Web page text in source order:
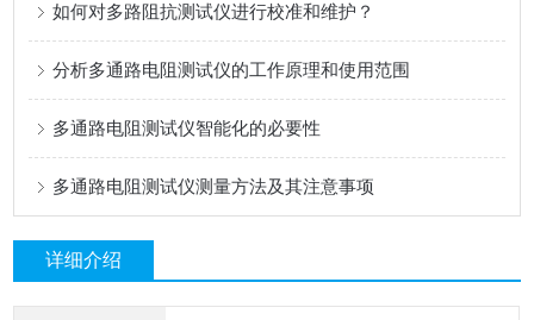
如何对多路阻抗测试仪进行校准和维护？
分析多通路电阻测试仪的工作原理和使用范围
多通路电阻测试仪智能化的必要性
多通路电阻测试仪测量方法及其注意事项
详细介绍